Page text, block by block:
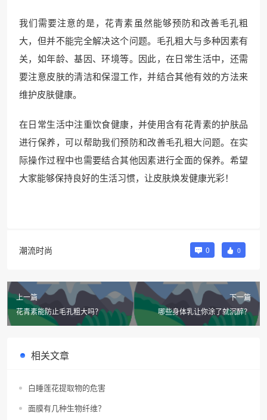
我们需要注意的是，花青素虽然能够预防和改善毛孔粗
大，但并不能完全解决这个问题。毛孔粗大与多种因素有
关，如年龄、基因、环境等。因此，在日常生活中，还需
要注意皮肤的清洁和保湿工作，并结合其他有效的方法来
维护皮肤健康。
在日常生活中注重饮食健康，并使用含有花青素的护肤品
进行保养，可以帮助我们预防和改善毛孔粗大问题。在实
际操作过程中也需要结合其他因素进行全面的保养。希望
大家能够保持良好的生活习惯，让皮肤焕发健康光彩！
潮流时尚 0 0
上一篇
花青素能防止毛孔粗大吗？
下一篇
哪些身体乳让你涂了就沉醉？
相关文章
白睡莲花提取物的危害
面膜有几种生物纤维？